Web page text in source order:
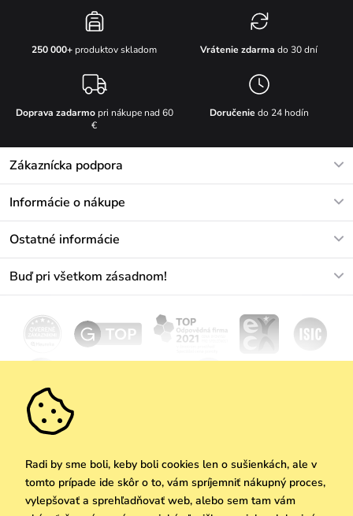
250 000+ produktov skladom Vrátenie zdarma do 30 dní
Doprava zadarmopri nákupe nad 60
€
Doručenie do 24 hodín
Zákaznícka podpora
info@vuch.sk
Informácie o nákupe
Materiály a údržba
Vrátenie a reklamácia
Ostatné informácie
Darčekové poukazy
We Care
Vuchlook
Predajne
Buď pri všetkom zásadnom!
Odoberať
Radi by sme boli, keby boli cookies len o sušienkách, ale v
tomto prípade ide skôr o to, vám spríjemniť nákupný proces,
vylepšovať a sprehľadňovať web, alebo sem tam vám